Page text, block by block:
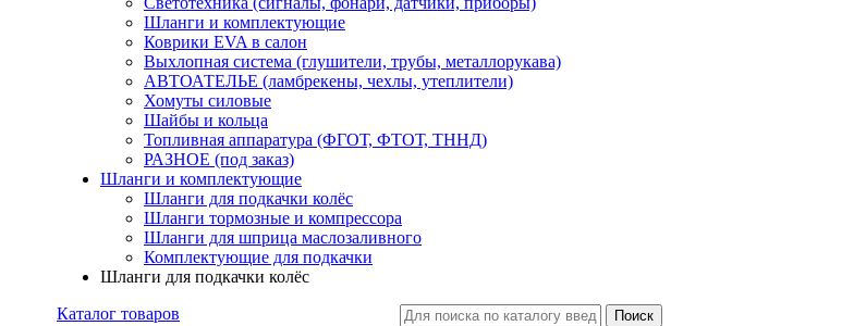
Шланги и комплектующие
Коврики EVA в салон
Выхлопная система (глушители, трубы, металлорукава)
АВТОАТЕЛЬЕ (ламбрекены, чехлы, утеплители)
Хомуты силовые
Шайбы и кольца
Топливная аппаратура (ФГОТ, ФТОТ, ТННД)
РАЗНОЕ (под заказ)
Шланги и комплектующие
Шланги для подкачки колёс
Шланги тормозные и компрессора
Шланги для шприца маслозаливного
Комплектующие для подкачки
Шланги для подкачки колёс
Каталог товаров